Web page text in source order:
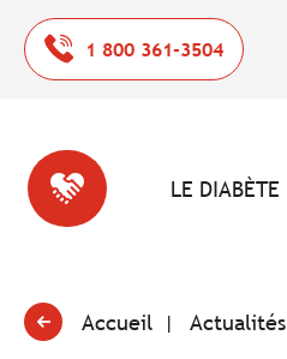
1 800 361-3504
LE DIABÈTE
Accueil Actualités